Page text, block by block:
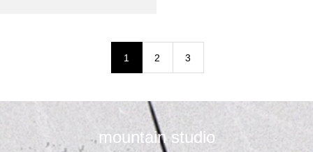
1 2 3
mountain studio